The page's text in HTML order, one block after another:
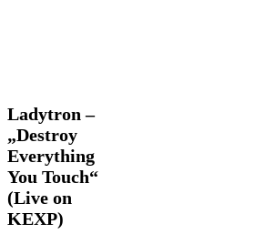
Ladytron
„Destroy
Everything
You
Touch“
(Live
on
Ladytron –
„Destroy
Everything
You Touch“
(Live on
KEXP)